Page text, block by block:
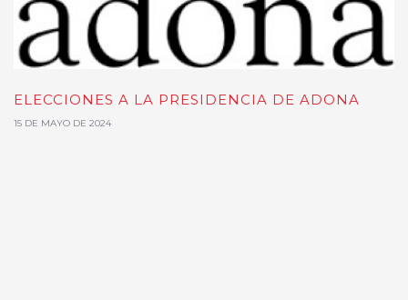
ELECCIONES A LA PRESIDENCIA DE ADONA
15 DE MAYO DE 2024